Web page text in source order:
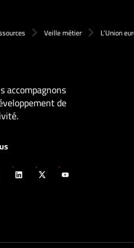
Veille métier L’Union
accompagnons
de